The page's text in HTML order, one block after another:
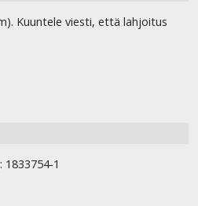
Kuuntele viesti, että lahjoitus
1